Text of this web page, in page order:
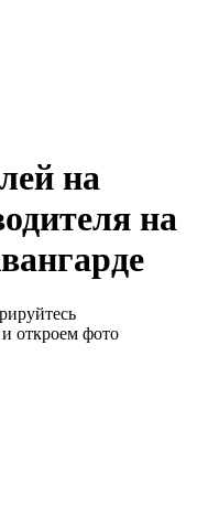
на
на
откроем фото